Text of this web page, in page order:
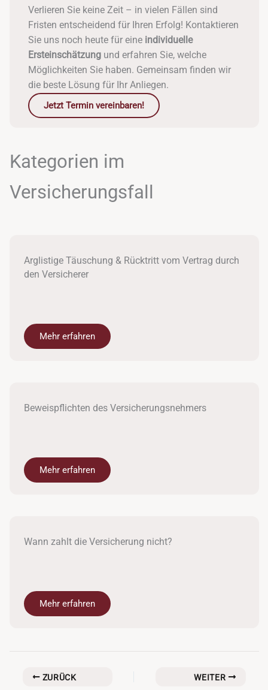
Verlieren Sie keine Zeit – in vielen Fällen sind
Fristen entscheidend für Ihren Erfolg! Kontaktieren
Sie uns noch heute für eine individuelle
Ersteinschätzungund erfahren Sie, welche
Möglichkeiten Sie haben. Gemeinsam finden wir
die beste Lösung für Ihr Anliegen.
Jetzt Termin vereinbaren!
Kategorien im
Versicherungsfall
Arglistige Täuschung & Rücktritt vom Vertrag durch
den Versicherer
Mehr erfahren
Beweispflichten des Versicherungsnehmers
Mehr erfahren
Wann zahlt die Versicherung nicht?
Mehr erfahren
ZURÜCK WEITER